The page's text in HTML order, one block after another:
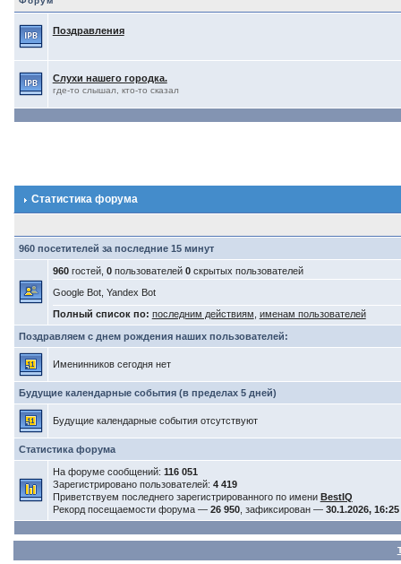
Поздравления
Слухи нашего городка.
где-то слышал, кто-то сказал
Статистика форума
960 посетителей за последние 15 минут
960гостей, 0пользователей 0скрытых пользователей
Google Bot, Yandex Bot
Полный список по: последним действиям именам пользователей
Поздравляем с днем рождения наших пользователей:
Именинников сегодня нет
Будущие календарные события (в пределах 5 дней)
Будущие календарные события отсутствуют
Статистика форума
На форуме сообщений: 116 051
Зарегистрировано пользователей: 4 419
Приветствуем последнего зарегистрированного по имени BestIQ
Рекорд посещаемости форума — 26 950, зафиксирован — 30.1.2026, 16:25